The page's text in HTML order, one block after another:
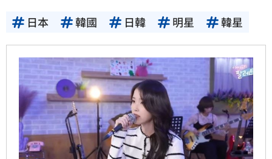
日本 韓國 日韓 明星 韓星